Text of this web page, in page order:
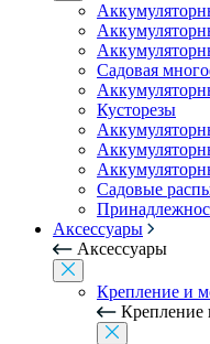
Садовая
Кусторезы
Садовые
Аксессуары
Аксессуары
Крепление и
Крепление